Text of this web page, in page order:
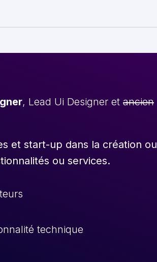
, Lead Ui Designer et ancien
et start-up dans la création ou
ou services.
technique